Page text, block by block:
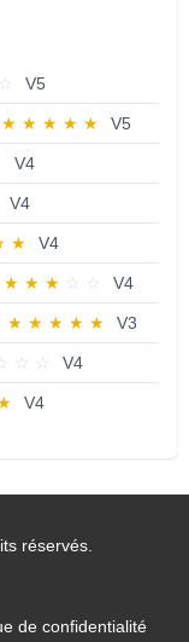
☆ V5
★ ★ ★ ★ ★ V5
V4
V4
★ V4
★ ★ ★ ☆ ☆ V4
★ ★ ★ ★ ★ V3
☆ ☆ ☆ V4
V4
réservés.
de confidentialité